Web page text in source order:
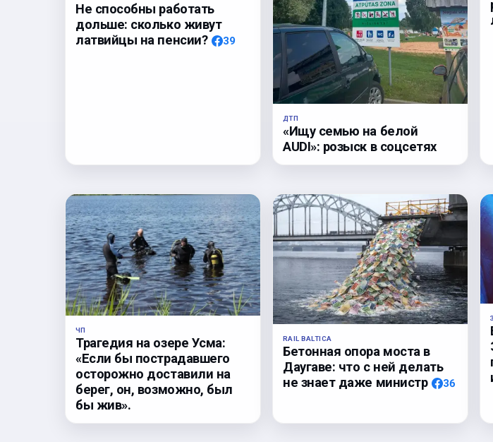
Не способны работать
дольше: сколько живут
латвийцы на пенсии?
39
ДТП
«Ищу семью на белой
AUDI»: розыск в соцсетях
ЧП
Трагедия на озере Усма:
«Если бы пострадавшего
осторожно доставили на
берег, он, возможно, был
бы жив».
RAIL BALTICA
Бетонная опора моста в
Даугаве: что с ней делать
не знает даже министр
36